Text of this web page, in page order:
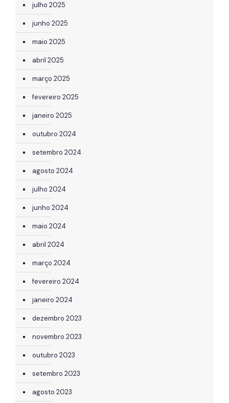
julho 2025
junho 2025
maio 2025
abril 2025
março 2025
fevereiro 2025
janeiro 2025
outubro 2024
setembro 2024
agosto 2024
julho 2024
junho 2024
maio 2024
abril 2024
março 2024
fevereiro 2024
janeiro 2024
dezembro 2023
novembro 2023
outubro 2023
setembro 2023
agosto 2023